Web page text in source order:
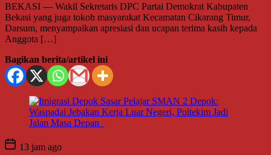
BEKASI — Wakil Sekretaris DPC Partai Demokrat Kabupaten
Bekasi yang juga tokoh masyarakat Kecamatan Cikarang Timur,
Darsum, menyampaikan apresiasi dan ucapan terima kasih kepada
Anggota […]
Bagikan berita/artikel ini
13 jam ago